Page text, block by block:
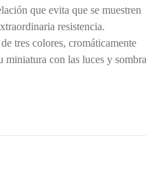
que evita que se muestren
resistencia.
tres colores, cromáticamente
miniatura con las luces y